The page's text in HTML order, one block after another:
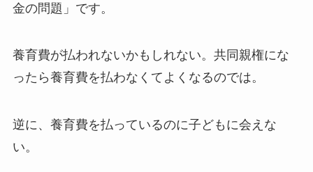
金の問題」です。
養育費が払われないかもしれない。共同親権にな
ったら養育費を払わなくてよくなるのでは。
逆に、養育費を払っているのに子どもに会えな
い。